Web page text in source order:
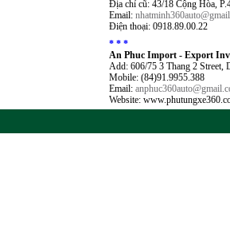
Địa chỉ cũ: 43/18 Cộng Hòa,
Email:
Điện thoại: 0918.89.00.22
* * *
An Phuc Import - Export
Add: 606/75 3 Thang 2 Street,
Mobile: (84)91.9955.388
Email:
Website: